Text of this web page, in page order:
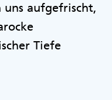
uns aufgefrischt,
Tiefe